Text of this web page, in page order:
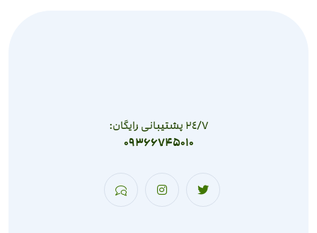
٢٤/٧ پشتیبانی رایگان:
09366745010